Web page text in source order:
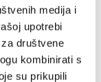
medija i
upotrebi
društvene
kombinirati s
su prikupili